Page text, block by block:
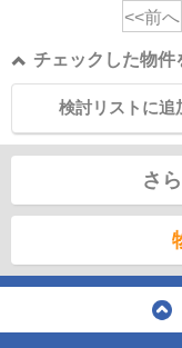
<<前へ
チェックした物件
検討リストに追
さ